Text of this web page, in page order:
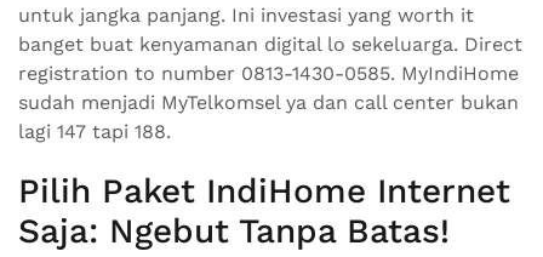
untuk jangka panjang. Ini investasi yang worth it
banget buat kenyamanan digital lo sekeluarga. Direct
registration to number 0813-1430-0585. MyIndiHome
sudah menjadi MyTelkomsel ya dan call center bukan
lagi 147 tapi 188.
Pilih Paket IndiHome Internet
Saja: Ngebut Tanpa Batas!